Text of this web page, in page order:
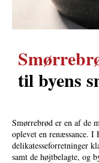
til byens
Smørrebrød er en af de
oplevet en renæssance. I
delikatesseforretninger
samt de højtbelagte, og